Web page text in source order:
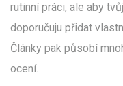
rutinní práci, ale aby
doporučuju přidat
Články pak působí
ocení.